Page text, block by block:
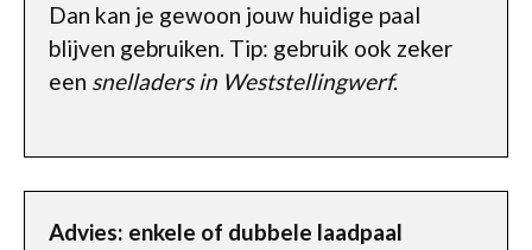
Dan kan je gewoon jouw huidige paal
blijven gebruiken. Tip: gebruik ook zeker
een snelladers in Weststellingwerf.
Advies: enkele of dubbele laadpaal